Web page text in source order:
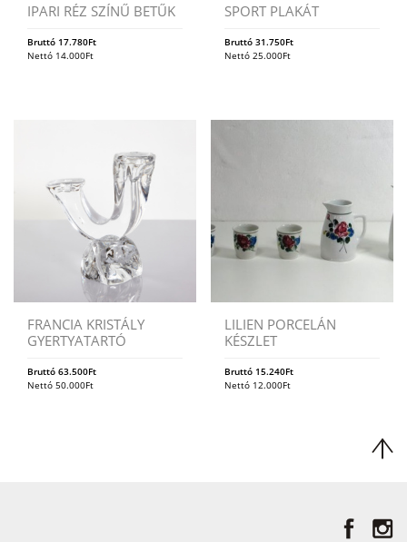
IPARI RÉZ SZÍNŰ BETŰK
Bruttó 17.780Ft
Nettó 14.000Ft
SPORT PLAKÁT
Bruttó31.750Ft
Nettó25.000Ft
FRANCIA KRISTÁLY
GYERTYATARTÓ
Bruttó 63.500Ft
Nettó 50.000Ft
LILIEN PORCELÁN
KÉSZLET
Bruttó 15.240Ft
Nettó 12.000Ft